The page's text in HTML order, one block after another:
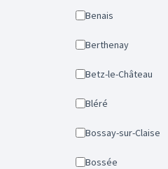
Benais
Berthenay
Betz-le-Château
Bléré
Bossay-sur-Claise
Bossée